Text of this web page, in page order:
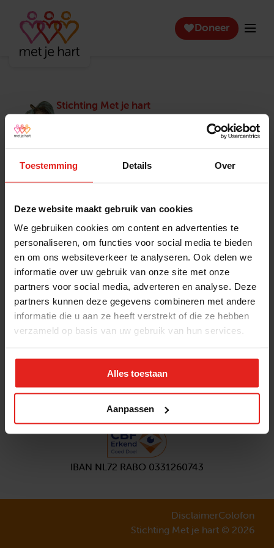
Toestemming Details Over
Deze website maakt gebruik van cookies
We gebruiken cookies om content en advertenties te
personaliseren, om functies voor social media te bieden
en om ons websiteverkeer te analyseren. Ook delen we
informatie over uw gebruik van onze site met onze
partners voor social media, adverteren en analyse. Deze
partners kunnen deze gegevens combineren met andere
informatie die u aan ze heeft verstrekt of die ze hebben
verzameld op basis van uw gebruik van hun services.
Alles toestaan
Aanpassen
Doneer
Stichting Met je hart
Stichting Met je hart laat ouderen die zich
eenzaam voelen weer genieten en inspireert
winnaar van het Appeltje van Oranje.
Actuele vacatures
Pers en media
Jaarverslag 2025
Contact
Klachtenprocedure
Privacyverklaring
Opzeggen
Volg ons
Aanmeldennieuwsbrief
IBAN NL72 RABO 0331260743
DisclaimerColofon
Stichting Met je hart © 2026